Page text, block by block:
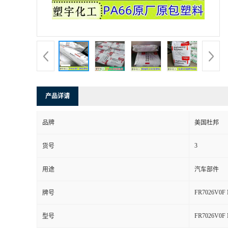
产品详请
品牌 美国杜邦
货号 3
用途 汽车部件
牌号 FR7026V0F
型号 FR7026V0F